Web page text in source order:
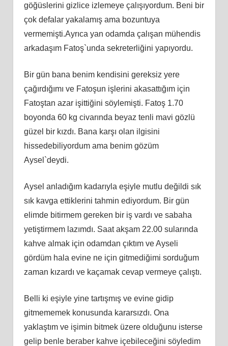
göğüslerini gizlice izlemeye çalışıyordum. Beni bir
çok defalar yakalamış ama bozuntuya
vermemişti.Ayrıca yan odamda çalışan mühendis
arkadaşım Fatoş`unda sekreterliğini yapıyordu.
Bir gün bana benim kendisini gereksiz yere
çağırdığımı ve Fatoşun işlerini akasattığım için
Fatoştan azar işittiğini söylemişti. Fatoş 1.70
boyonda 60 kg civarında beyaz tenli mavi gözlü
güzel bir kızdı. Bana karşı olan ilgisini
hissedebiliyordum ama benim gözüm
Aysel`deydi.
Aysel anladığım kadarıyla eşiyle mutlu değildi sık
sık kavga ettiklerini tahmin ediyordum. Bir gün
elimde bitirmem gereken bir iş vardı ve sabaha
yetiştirmem lazımdı. Saat akşam 22.00 sularında
kahve almak için odamdan çıktım ve Ayseli
gördüm hala evine ne için gitmediğimi sorduğum
zaman kızardı ve kaçamak cevap vermeye çalıştı.
Belli ki eşiyle yine tartışmış ve evine gidip
gitmememek konusunda kararsızdı. Ona
yaklaştım ve işimin bitmek üzere olduğunu isterse
gelip benle beraber kahve içebileceğini söyledim